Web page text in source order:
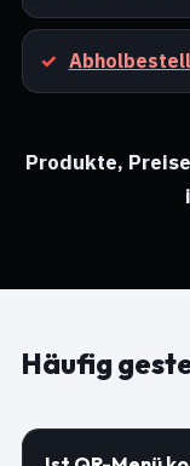
Produkte,
Häufig